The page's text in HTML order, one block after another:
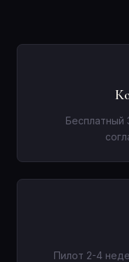
Бесплатный
Пилот 2-4